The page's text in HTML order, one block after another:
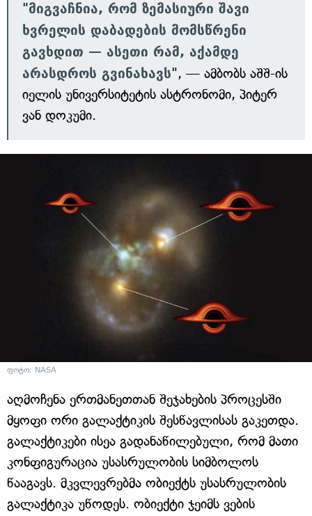
"მიგვაჩნია, რომ ზემასიური შავი
ხვრელის დაბადების მომსწრენი
გავხდით — ასეთი რამ, აქამდე
არასდროს გვინახავს", — ამბობს აშშ-ის
იელის უნივერსიტეტის ასტრონომი, პიტერ
ვან დოკუმი.
ფოტო: NASA
აღმოჩენა ერთმანეთთან შეჯახების პროცესში
მყოფი ორი გალაქტიკის შესწავლისას გაკეთდა.
გალაქტიკები ისეა გადანაწილებული, რომ მათი
კონფიგურაცია უსასრულობის სიმბოლოს
წააგავს. მკვლევრებმა ობიექტს უსასრულობის
გალაქტიკა უწოდეს. ობიექტი ჯეიმს ვების